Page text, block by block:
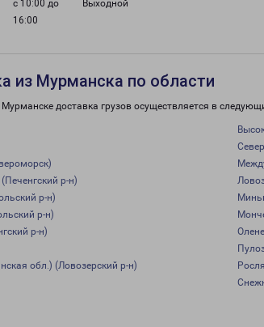
с 10:00 до
16:00
Выходной
из Мурманска по области
доставка грузов осуществляется в
р-н)
р-н)
р-н)
р-н)
обл.) (Ловозерский р-н)